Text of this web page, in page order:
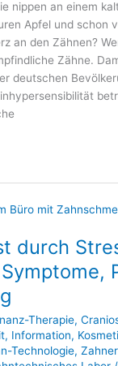
nippen an einem
Apfel und schon
an den Zähnen?
Zähne.
deutschen
durch
Therapie,
, Information,
Technologie,